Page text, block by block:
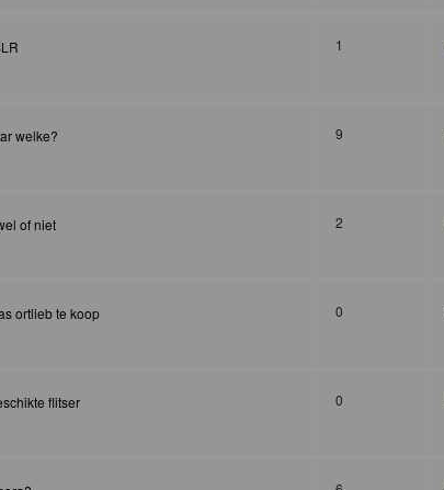
1
welke? 9
of niet 2
ortlieb te koop 0
flitser 0